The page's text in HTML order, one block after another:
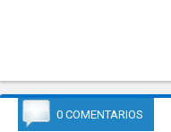
0 COMENTARIOS